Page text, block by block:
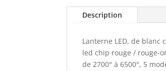
Description
Lanterne LED, de
led chip rouge / rouge-
de 2700° à 6500°, 5